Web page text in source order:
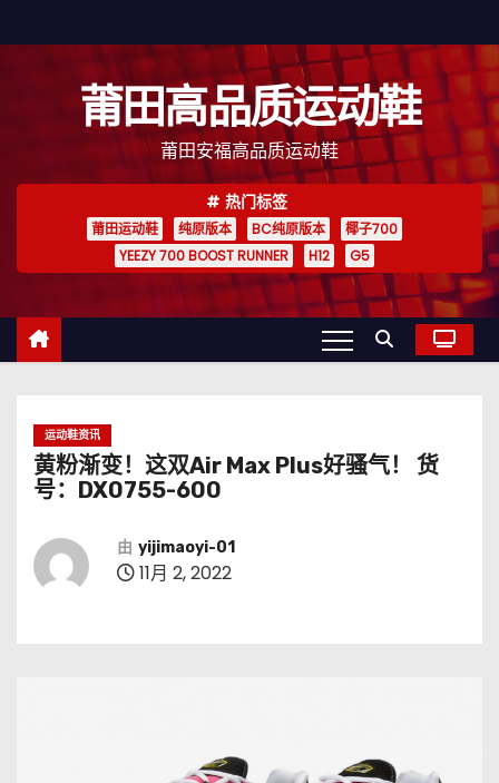
至
莆田高品质运动鞋
莆田安福高品质运动鞋
热门标签
莆田运动鞋 纯原版本 BC纯原版本
椰子700
YEEZY 700 BOOST RUNNER
H12 G5
运动鞋资讯
黄粉渐变！这双Air Max Plus好骚气！ 货
号：DX0755-600
由 yijimaoyi-01
11月 2, 2022